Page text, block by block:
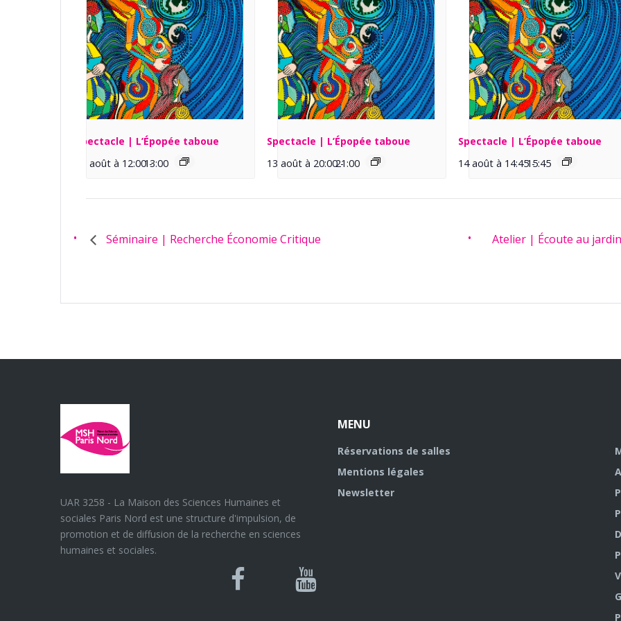
Spectacle | L’Épopée taboue
13 août à 12:00 -
13:00
Spectacle | L’Épopée taboue
13 août à 20:00 -
21:00
Spectacle | L’Épopée taboue
14 août à 14:45 -
15:45
Séminaire | Recherche Économie Critique Atelier | Écoute au
UAR 3258 - La Maison des Sciences Humaines et
sociales Paris Nord est une structure d'impulsion, de
promotion et de diffusion de la recherche en sciences
humaines et sociales.
Bluesky
Canal
MENU
Réservations de salles
Mentions légales
Newsletter